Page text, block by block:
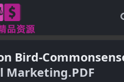
Bird-
Marketing.PDF